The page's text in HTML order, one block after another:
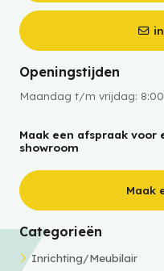
Openingstijden
Maandag t/m vrijdag:
Maak een afspraak voor
showroom
Maak
Categorieën
Inrichting/Meubilair